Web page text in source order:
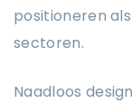
positioneren
sectoren.
Naadloos